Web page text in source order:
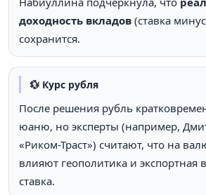
доходность вкладов (ставка
сохранится.
💱 Курс рубля
После решения рубль
юаню, но эксперты (например,
«Риком-Траст») считают, что на
влияют геополитика и экспортная
ставка.